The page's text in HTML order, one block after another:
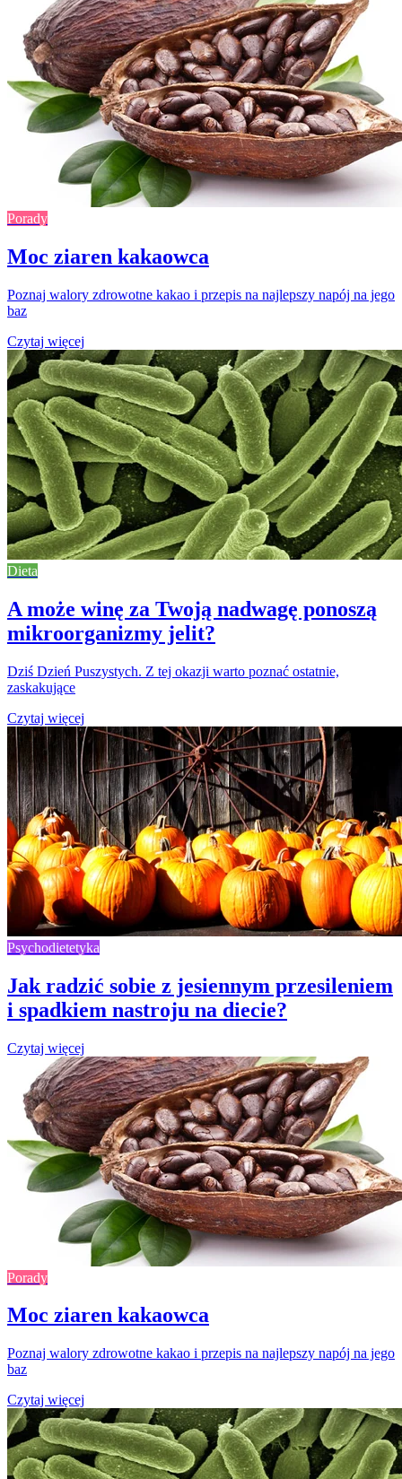
Porady
Moc ziaren kakaowca
Poznaj walory zdrowotne kakao i przepis na najlepszy napój na jego
baz
Czytaj więcej
Dieta
A może winę za Twoją nadwagę ponoszą
mikroorganizmy jelit?
Dziś Dzień Puszystych. Z tej okazji warto poznać ostatnie,
zaskakujące
Czytaj więcej
Psychodietetyka
Jak radzić sobie z jesiennym przesileniem
i spadkiem nastroju na diecie?
Czytaj więcej
Porady
Moc ziaren kakaowca
Poznaj walory zdrowotne kakao i przepis na najlepszy napój na jego
baz
Czytaj więcej